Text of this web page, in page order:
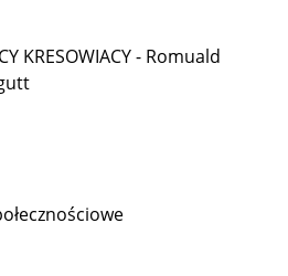
KRESOWIACY - Romuald